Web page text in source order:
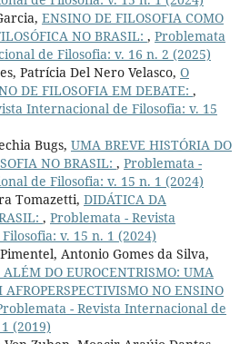
ENSINO DE FILOSOFIA COMO
NO BRASIL: , Problemata
de Filosofia: v. 16 n. 2 (2025)
Patrícia Del Nero Velasco, O
DE FILOSOFIA EM DEBATE: ,
Internacional de Filosofia: v. 15
Bugs, UMA BREVE HISTÓRIA DO
NO BRASIL: , Problemata -
de Filosofia: v. 15 n. 1 (2024)
Tomazetti, DIDÁTICA DA
, Problemata - Revista
v. 15 n. 1 (2024)
Antonio Gomes da Silva,
DO EUROCENTRISMO: UMA
NO ENSINO
- Revista Internacional de
(2019)